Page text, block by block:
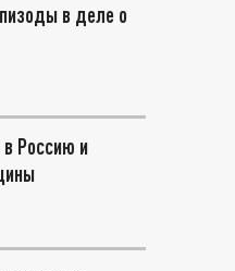
в деле о
Россию и